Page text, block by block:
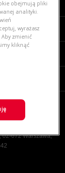
02-672 Warszawa,
obejmują pliki
analityki.
wyrażasz
Aby zmienić
kliknąć